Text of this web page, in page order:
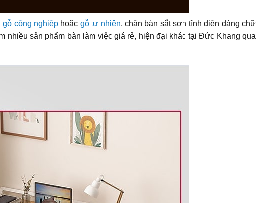
gỗ công nghiệphoặc gỗ tự nhiên, chân bàn sắt sơn tĩnh điện dáng chữ
nhiều sản phẩm bàn làm việc giá rẻ, hiện đại khác tại Đức Khang qua